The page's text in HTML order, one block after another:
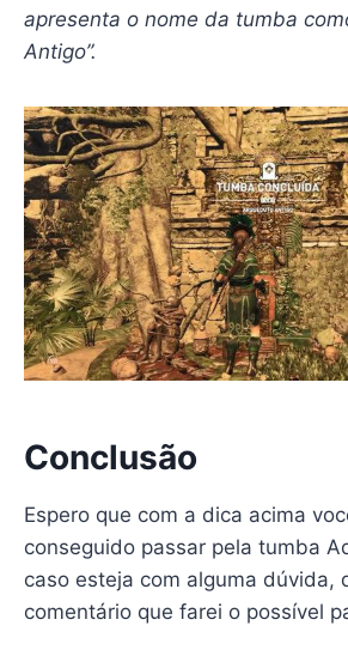
apresenta o nome da tumba
Antigo”.
Conclusão
Espero que com a dica acima
conseguido passar pela tumba
caso esteja com alguma dúvida,
comentário que farei o possível